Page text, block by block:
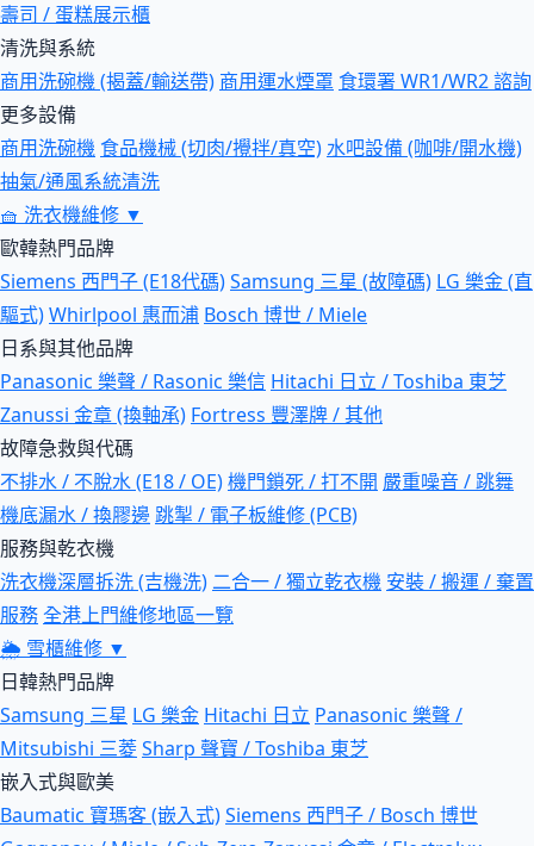
壽司 / 蛋糕展示櫃
清洗與系統
商用洗碗機 (揭蓋/輸送帶) 商用運水煙罩 食環署 WR1/WR2 諮詢
更多設備
商用洗碗機 食品機械 (切肉/攪拌/真空)水吧設備 (咖啡/開水機)
抽氣/通風系統清洗
🧺 洗衣機維修 ▼
歐韓熱門品牌
Siemens 西門子 (E18代碼)Samsung 三星 (故障碼) LG 樂金 (直
驅式)Whirlpool 惠而浦 Bosch 博世 / Miele
日系與其他品牌
Panasonic 樂聲 / Rasonic 樂信 Hitachi 日立 / Toshiba 東芝
Zanussi 金章 (換軸承) Fortress 豐澤牌 / 其他
故障急救與代碼
不排水 / 不脫水 (E18 / OE)機門鎖死 / 打不開 嚴重噪音 / 跳舞
機底漏水 / 換膠邊跳掣 / 電子板維修 (PCB)
服務與乾衣機
洗衣機深層拆洗 (吉機洗) 二合一 / 獨立乾衣機 安裝 / 搬運 / 棄置
服務全港上門維修地區一覽
🌦 雪櫃維修 ▼
日韓熱門品牌
Samsung 三星 LG 樂金 Hitachi 日立 Panasonic 樂聲 /
Mitsubishi 三菱Sharp 聲寶 / Toshiba 東芝
嵌入式與歐美
Baumatic 寶瑪客 (嵌入式)Siemens 西門子 / Bosch 博世